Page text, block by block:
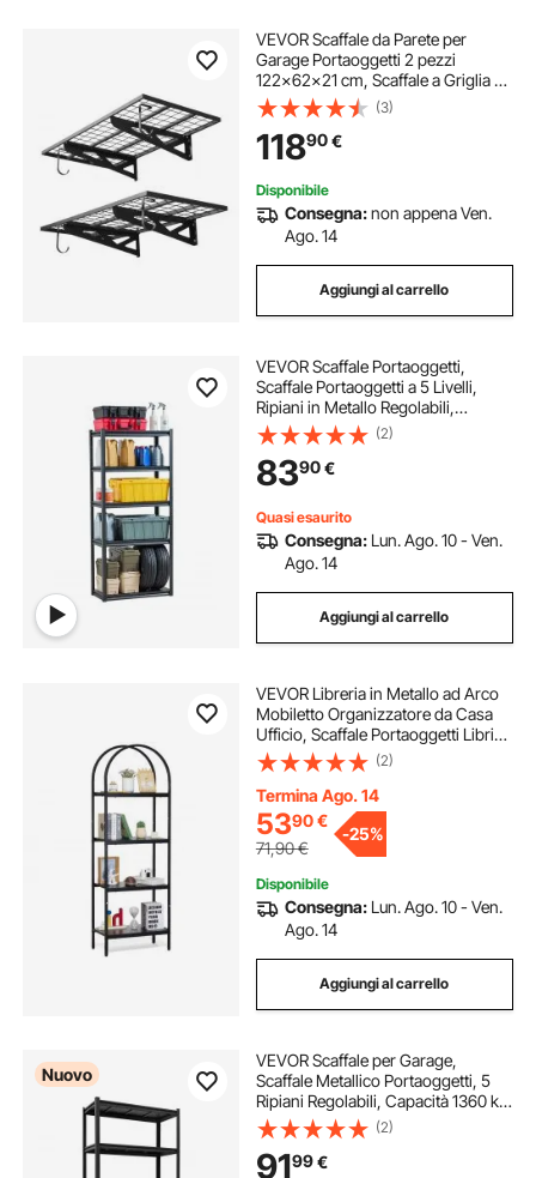
VEVOR Scaffale da Parete per
Garage Portaoggetti 2 pezzi
122x62x21 cm, Scaffale a Griglia da
Muro per Garage Lavanderia
Officina Carico Singolo max. 113 kg,
Rete da Parete Portaoggetti, Nero
(3)
11890€
Disponibile
Consegna:non appena Ven.
Ago. 14
Aggiungi al carrello
VEVOR Scaffale Portaoggetti,
Scaffale Portaoggetti a 5 Livelli,
Ripiani in Metallo Regolabili,
Scafandro per Cucina, Magazzino,
Seminterrato, Scaffalatura Nero 907
kg, 406,4 x 812,8 x 1828 mm
(2)
8390€
Quasi esaurito
Consegna: Lun. Ago. 10 - Ven.
Ago. 14
Aggiungi al carrello
VEVOR Libreria in Metallo ad Arco
Mobiletto Organizzatore da Casa
Ufficio, Scaffale Portaoggetti Libri
Riviste Forma ad Arco 4 Livelli,
Scaffale con Ripiani Aperti, Scaffale
Espositore Indipendente
(2)
Termina Ago. 14
5390€
71,90€
-25%
Disponibile
Consegna: Lun. Ago. 10 - Ven.
Ago. 14
Aggiungi al carrello
Nuovo
VEVOR Scaffale per Garage,
Scaffale Metallico Portaoggetti, 5
Ripiani Regolabili, Capacità 1360 kg,
Scaffalatura Multiuso, per Cucina,
Dispensa, Cantina e Bagno, 92,5
cm L x 41,7 cm P x 181,3 cm A
(2)
9199€